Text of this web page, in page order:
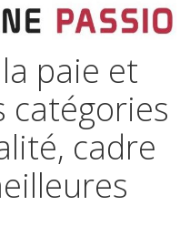
paie et
catégories
cadre